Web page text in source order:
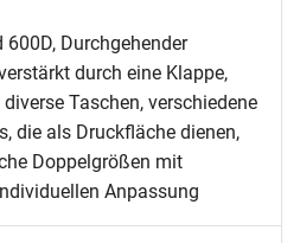
600D, Durchgehender
durch eine Klappe,
Taschen, verschiedene
die als Druckfläche dienen,
Doppelgrößen mit
Anpassung